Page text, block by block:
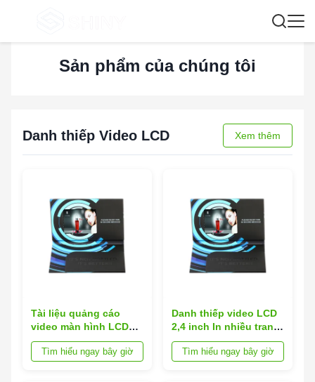
Sản phẩm của chúng tôi
Danh thiếp Video LCD Xem thêm
Tài liệu quảng cáo
video màn hình LCD
2,4 inch kích thước
100 × 60mm dành cho
Tìm hiểu ngay bây giờ
Danh thiếp video LCD
2,4 inch In nhiều trang
để khuyến mại Chứng
chỉ ROHS
Tìm hiểu ngay bây giờ